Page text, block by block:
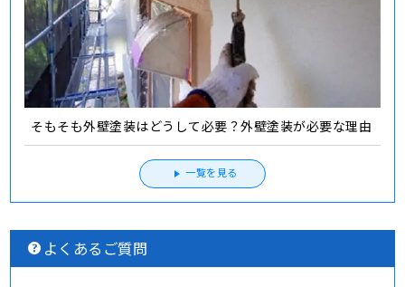
そもそも外壁塗装はどうして必要？外壁塗装が必要な理由
一覧を見る
よくあるご質問